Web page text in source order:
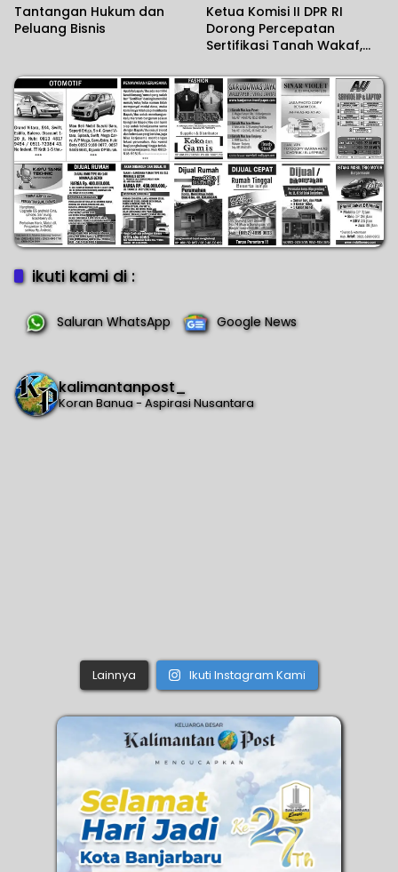
Tantangan Hukum dan
Peluang Bisnis
Ketua Komisi II DPR RI
Dorong Percepatan
Sertifikasi Tanah Wakaf,
Ibadah Tuntas Sebelum
2029
ikuti kami di :
Saluran WhatsApp Google News
kalimantanpost_
Koran Banua - Aspirasi Nusantara
Lainnya Ikuti Instagram Kami